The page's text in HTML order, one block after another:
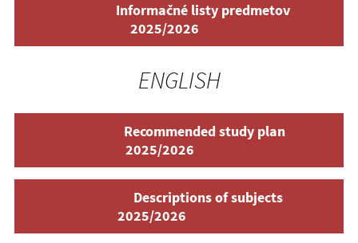
Informačné listy predmetov
2025/2026
ENGLISH
Recommended study plan
2025/2026
Descriptions of subjects
2025/2026